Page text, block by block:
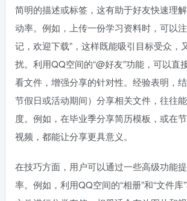
简明的描述或标签，这有助于好友快速理
动率。例如，上传一份学习资料时，可以
记，欢迎下载”，这样既能吸引目标受众，
扰。利用QQ空间的“@好友”功能，可以直
看文件，增强分享的针对性。经验表明，
节假日或活动期间）分享相关文件，往往
度。例如，在毕业季分享简历模板，或在
视频，都能让分享更具意义。
在技巧方面，用户可以通过一些高级功能
率。例如，利用QQ空间的“相册”和“文件库